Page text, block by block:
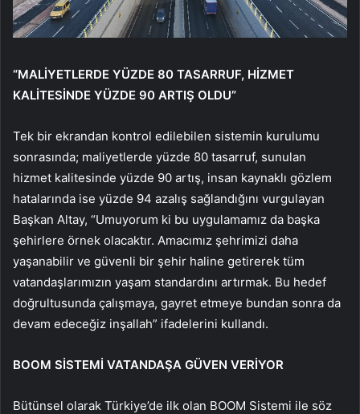
“MALİYETLERDE YÜZDE 80 TASARRUF, HİZMET
KALİTESİNDE YÜZDE 90 ARTIŞ OLDU”
Tek bir ekrandan kontrol edilebilen sistemin kurulumu
sonrasında; maliyetlerde yüzde 80 tasarruf, sunulan
hizmet kalitesinde yüzde 90 artış, insan kaynaklı gözlem
hatalarında ise yüzde 94 azalış sağlandığını vurgulayan
Başkan Altay, “Umuyorum ki bu uygulamamız da başka
şehirlere örnek olacaktır. Amacımız şehrimizi daha
yaşanabilir ve güvenli bir şehir haline getirerek tüm
vatandaşlarımızın yaşam standardını artırmak. Bu hedef
doğrultusunda çalışmaya, gayret etmeye bundan sonra da
devam edeceğiz inşallah” ifadelerini kullandı.
BOOM SİSTEMİ VATANDAŞA GÜVEN VERİYOR
Bütünsel olarak Türkiye’de ilk olan BOOM Sistemi ile söz